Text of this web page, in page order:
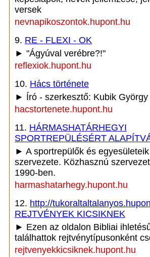
versek
nevnapikoszontok.hupont.hu
9. RE - FLEXI - OK
► "Ágyúval verébre?!"
reflexiok.hupont.hu
10. Hács története
► Író - szerkesztő: Kubik György
hacstortenete.hupont.hu
11. HÁRMASHATÁRHEGYI
SPORTREPÜLÉSÉRT
► A sportrepülők és
szervezete. Közhasznú
1990-ben.
harmashatarhegy.hupont.hu
12. http://
REJTVÉNYEK KICSIKNEK
► Ezen az oldalon Bibliai
találhattok rejtvénytípusonként
rejtvenyekkicsiknek.hupont.hu